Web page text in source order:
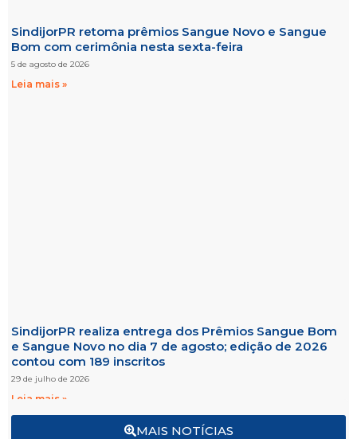
MAIS NOTÍCIAS
SindijorPR retoma prêmios Sangue Novo e Sangue
Bom com cerimônia nesta sexta-feira
5 de agosto de 2026
Leia mais »
SindijorPR realiza entrega dos Prêmios Sangue Bom
e Sangue Novo no dia 7 de agosto; edição de 2026
contou com 189 inscritos
29 de julho de 2026
Leia mais »